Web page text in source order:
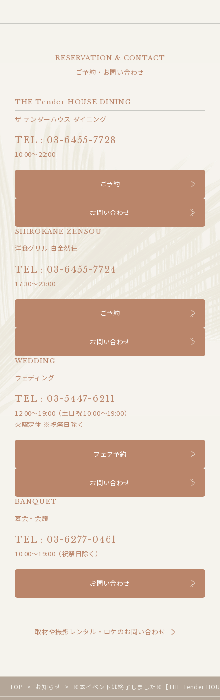
RESERVATION & CONTACT
ご予約・お問い合わせ
THE Tender HOUSE DINING
ザ テンダーハウス ダイニング
TEL : 03-6455-7728
10:00〜22:00
ご予約
お問い合わせ
SHIROKANE ZENSOU
洋食グリル 白金然荘
TEL : 03-6455-7724
17:30～23:00
ご予約
お問い合わせ
WEDDING
ウェディング
TEL : 03-5447-6211
12:00〜19:00（土日祝 10:00〜19:00）
火曜定休 ※祝祭日除く
フェア予約
お問い合わせ
BANQUET
宴会・会議
TEL : 03-6277-0461
10:00～19:00（祝祭日除く）
お問い合わせ
取材や撮影レンタル・ロケのお問い合わせ
TOP お知らせ ※本イベントは終了しました※【THE Tender